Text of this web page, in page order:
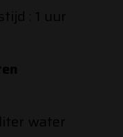
: 1 uur
water